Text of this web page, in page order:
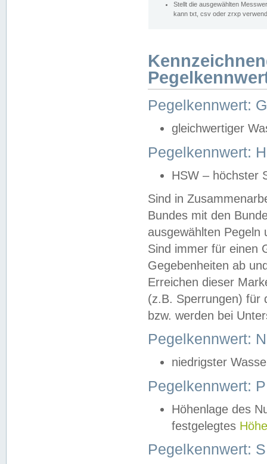
Stellt die ausgewählten
kann txt, csv oder zrxp
Pegelkennwert:
gleichwertiger
Pegelkennwert:
HSW – höchster
Sind in
Bundes mit den
ausgewählten
Sind immer für einen
Gegebenheiten ab
Erreichen dieser
(z.B. Sperrungen) für
bzw. werden bei
Pegelkennwert:
niedrigster
Pegelkennwert:
Höhenlage des
festgelegtes
Pegelkennwert: